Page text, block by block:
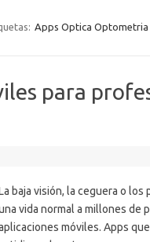
Apps Optica
para
baja visión, la ceguera o
vida normal a millones de
móviles. Apps